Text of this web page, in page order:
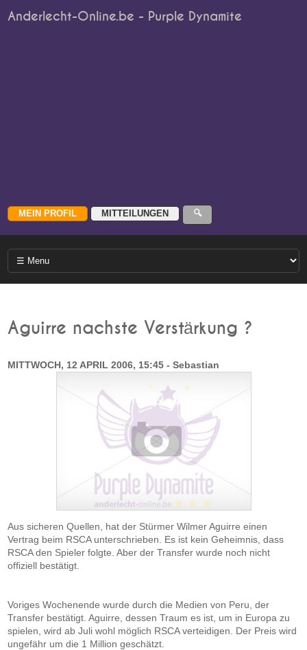
Anderlecht-Online.be - Purple Dynamite
Aguirre nachste Verstärkung ?
MITTWOCH, 12 APRIL 2006, 15:45 - Sebastian
Aus sicheren Quellen, hat der Stürmer Wilmer Aguirre einen
Vertrag beim RSCA unterschrieben. Es ist kein Geheimnis, dass
RSCA den Spieler folgte. Aber der Transfer wurde noch nicht
offiziell bestätigt.
Voriges Wochenende wurde durch die Medien von Peru, der
Transfer bestätigt. Aguirre, dessen Traum es ist, um in Europa zu
spielen, wird ab Juli wohl möglich RSCA verteidigen. Der Preis wird
ungefähr um die 1 Million geschätzt.